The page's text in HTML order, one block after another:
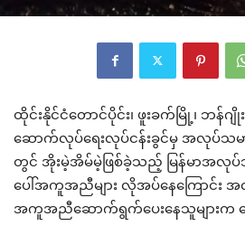
ထိုင်းနိုင်ငံတောင်ပိုင်း၊ ဖူးခက်မြို့၊ ဘန်ဂျို
ဆောက်လုပ်ရေးလုပ်ငန်းခွင်မှ အလုပ်သမာ
တွင် အိုးမဲ့အိမ်မဲ့ဖြစ်ခဲ့သည့် မြန်မာအလုပ်သ
ပေါ်အကူအညီများ လိုအပ်နေကြောင်း
အကူအညီဆောက်ရွက်ပေးနေသူများက ပ